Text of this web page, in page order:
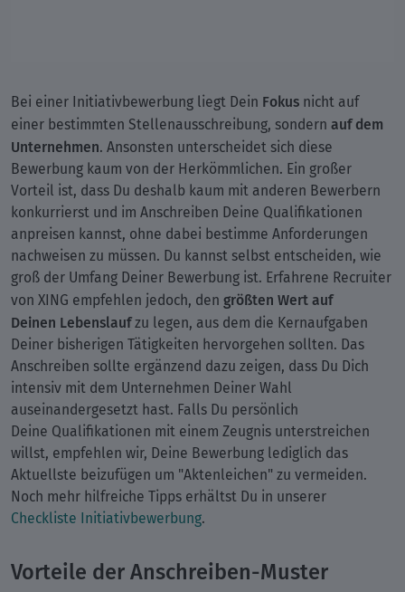
Bei einer Initiativbewerbung liegt Dein Fokus nicht auf
einer bestimmten Stellenausschreibung, sondern auf dem
Unternehmen. Ansonsten unterscheidet sich diese
Bewerbung kaum von der Herkömmlichen. Ein großer
Vorteil ist, dass Du deshalb kaum mit anderen Bewerbern
konkurrierst und im Anschreiben Deine Qualifikationen
anpreisen kannst, ohne dabei bestimme Anforderungen
nachweisen zu müssen. Du kannst selbst entscheiden, wie
groß der Umfang Deiner Bewerbung ist. Erfahrene Recruiter
von XING empfehlen jedoch, den größten Wert auf
Deinen Lebenslaufzu legen, aus dem die Kernaufgaben
Deiner bisherigen Tätigkeiten hervorgehen sollten. Das
Anschreiben sollte ergänzend dazu zeigen, dass Du Dich
intensiv mit dem Unternehmen Deiner Wahl
auseinandergesetzt hast. Falls Du persönlich
Deine Qualifikationen mit einem Zeugnis unterstreichen
willst, empfehlen wir, Deine Bewerbung lediglich das
Aktuellste beizufügen um "Aktenleichen" zu vermeiden.
Noch mehr hilfreiche Tipps erhältst Du in unserer
Checkliste Initiativbewerbung.
Vorteile der Anschreiben-Muster